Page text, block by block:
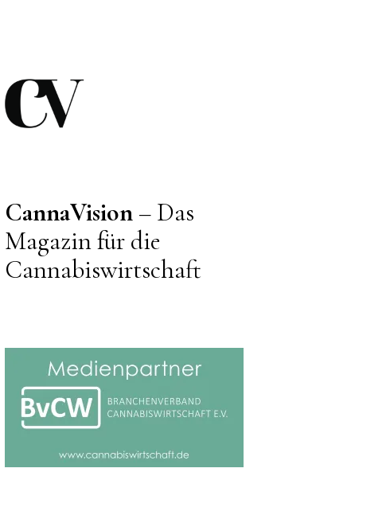
CannaVision – Das
Magazin für die
Cannabiswirtschaft